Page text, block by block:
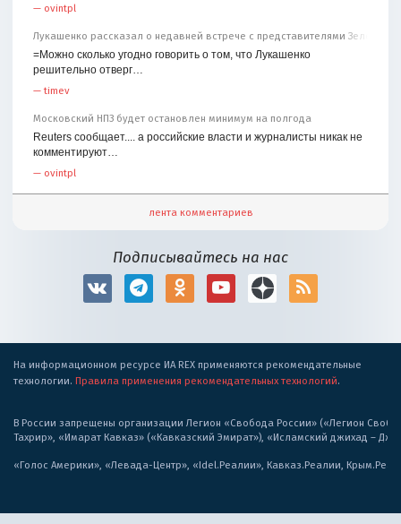
— ovintpl
Лукашенко рассказал о недавней встрече с представителями
=Можно сколько угодно говорить о том, что Лукашенко
решительно отверг…
—timev
Московский НПЗ будет остановлен минимум на полгода
Reuters сообщает.... а российские власти и журналисты никак не
комментируют…
— ovintpl
лента комментариев
Подписывайтесь на нас
На информационном ресурсе ИА REX применяются рекомендательные
технологии. Правила применения рекомендательных технологий.
В России запрещены организации Легион «Свобода России» («Легион
Тахрир», «Имарат Кавказ» («Кавказский Эмират»), «Исламский джихад –
«Голос Америки», «Левада-Центр», «Idel.Реалии», Кавказ.Реалии,